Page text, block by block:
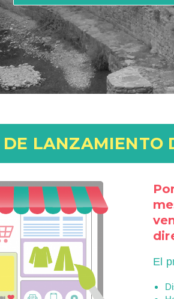
DE LANZAMIENTO
El